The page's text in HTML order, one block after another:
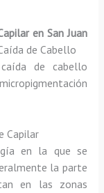
en San Juan
de Cabello
de cabello
Capilar
en la que se
la parte
en las zonas